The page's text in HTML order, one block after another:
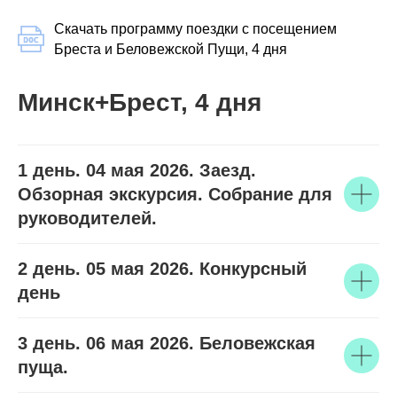
Скачать программу поездки с посещением
Бреста и Беловежской Пущи, 4 дня
Минск+Брест, 4 дня
1 день. 04 мая 2026. Заезд.
Обзорная экскурсия. Собрание для
руководителей.
2 день. 05 мая 2026. Конкурсный
день
3 день. 06 мая 2026. Беловежская
пуща.